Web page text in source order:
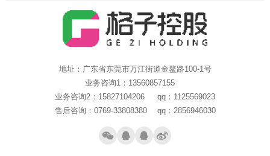
地址：广东省东莞市万江街道金鳌路100-1号
业务咨询1：13560857155
业务咨询2：15827104206 qq：1125569023
售后咨询：0769-33808380 qq：2856946030